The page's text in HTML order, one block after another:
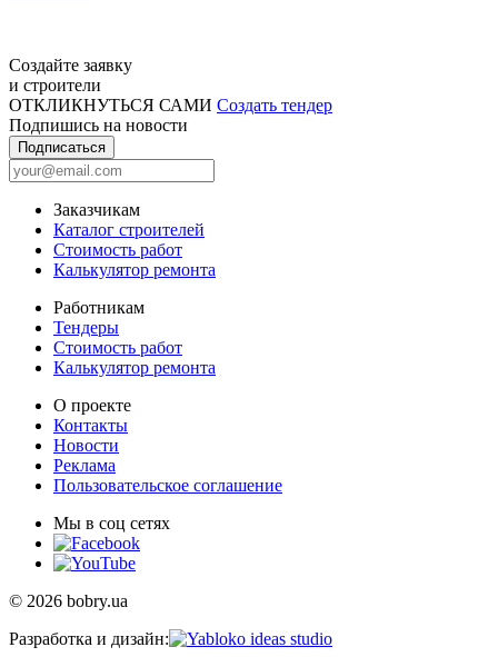
Создайте заявку
и строители
ОТКЛИКНУТЬСЯ САМИ Создать тендер
Подпишись на новости
Подписаться
Заказчикам
Каталог строителей
Стоимость работ
Калькулятор ремонта
Работникам
Тендеры
Стоимость работ
Калькулятор ремонта
О проекте
Контакты
Новости
Реклама
Пользовательское соглашение
Мы в соц сетях
© 2026 bobry.ua
Разработка и дизайн: